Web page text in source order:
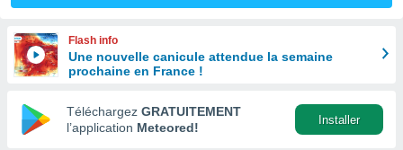
en
Flash info
Une nouvelle canicule attendue la semaine
prochaine en France !
Téléchargez GRATUITEMENT
l’application Meteored!
Installer